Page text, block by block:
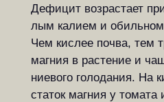
Дефицит возрастает
лым калием и
Чем кис­лее по­чва, тем
маг­ния в ра­с­те­ние и
ни­е­во­го го­ло­да­ния. На
ста­ток маг­ния у